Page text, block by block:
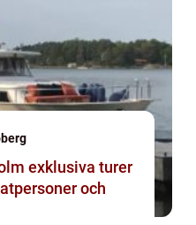
turer
och